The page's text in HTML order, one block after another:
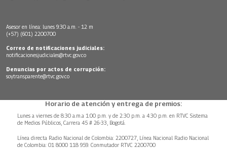
Asesor en línea: lunes 9:30 a.m. - 12 m
(+57) (601) 2200700
Correo de notificaciones judiciales:
notificacionesjudiciales@rtvc.gov.co
Denuncias por actos de corrupción:
soytransparente@rtvc.gov.co
Horario de atención y entrega de premios:
Lunes a viernes de 8:30 a.m.a 1:00 p.m. y de 2:30 p.m. a 4:30 p.m. en RTVC Sistema
de Medios Públicos, Carrera 45 # 26-33, Bogotá.
Línea directa Radio Nacional de Colombia: 2200727, Línea Nacional Radio Nacional
de Colombia: 01 8000 118 959. Conmutador RTVC 2200700